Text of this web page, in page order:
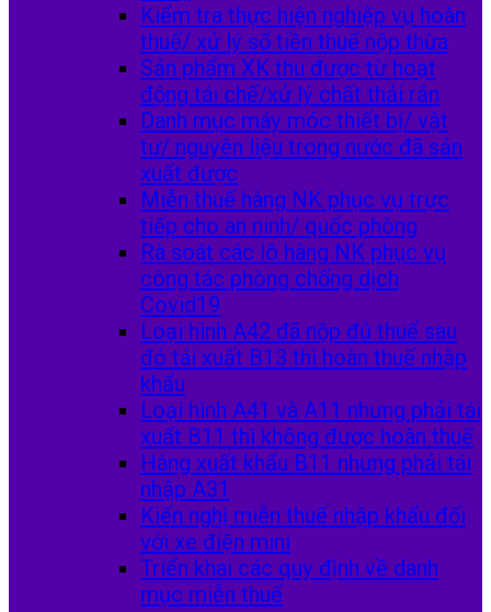
Kiểm tra thực hiện nghiệp vụ hoàn
thuế/ xử lý số tiền thuế nộp thừa
Sản phẩm XK thu được từ hoạt
động tái chế/xử lý chất thải rắn
Danh mục máy móc thiết bị/ vật
tư/ nguyên liệu trong nước đã sản
xuất được
Miễn thuế hàng NK phục vụ trực
tiếp cho an ninh/ quốc phòng
Rà soát các lô hàng NK phục vụ
công tác phòng chống dịch
Covid19
Loại hình A42 đã nộp đủ thuế sau
đó tái xuất B13 thì hoàn thuế nhập
khẩu
Loại hình A41 và A11 nhưng phải tái
xuất B11 thì không được hoàn thuế
Hàng xuất khẩu B11 nhưng phải tái
nhập A31
Kiến nghị miễn thuế nhập khẩu đối
với xe điện mini
Triển khai các quy định về danh
mục miễn thuế